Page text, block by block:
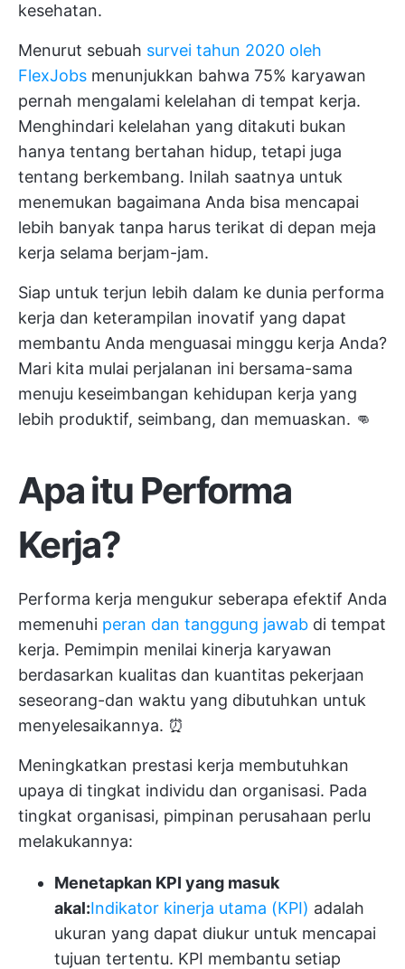
kesehatan.
Menurut sebuah survei tahun 2020 oleh
FlexJobs menunjukkan bahwa 75% karyawan
pernah mengalami kelelahan di tempat kerja.
Menghindari kelelahan yang ditakuti bukan
hanya tentang bertahan hidup, tetapi juga
tentang berkembang. Inilah saatnya untuk
menemukan bagaimana Anda bisa mencapai
lebih banyak tanpa harus terikat di depan meja
kerja selama berjam-jam.
Siap untuk terjun lebih dalam ke dunia performa
kerja dan keterampilan inovatif yang dapat
membantu Anda menguasai minggu kerja Anda?
Mari kita mulai perjalanan ini bersama-sama
menuju keseimbangan kehidupan kerja yang
lebih produktif, seimbang, dan memuaskan. 👊
Apa itu Performa
Kerja?
Performa kerja mengukur seberapa efektif Anda
memenuhi peran dan tanggung jawab di tempat
kerja. Pemimpin menilai kinerja karyawan
berdasarkan kualitas dan kuantitas pekerjaan
seseorang-dan waktu yang dibutuhkan untuk
menyelesaikannya. ⏰
Meningkatkan prestasi kerja membutuhkan
upaya di tingkat individu dan organisasi. Pada
tingkat organisasi, pimpinan perusahaan perlu
melakukannya:
Menetapkan KPI yang masuk
akal:Indikator kinerja utama (KPI) adalah
ukuran yang dapat diukur untuk mencapai
tujuan tertentu. KPI membantu setiap